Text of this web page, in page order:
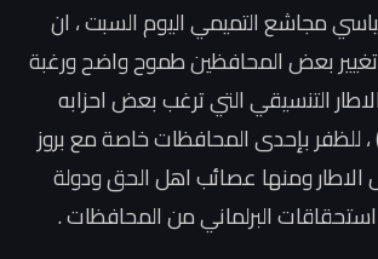
مجاشع التميمي اليوم السبت ، ان
وتغيير بعض المحافظين طموح واضح ورغبة
التنسيقي التي ترغب بعض احزابه
، للظفر بإحدى المحافظات خاصة مع بروز
الاطار ومنها عصائب اهل الحق ودولة
استحقاقات البرلماني من المحافظات .